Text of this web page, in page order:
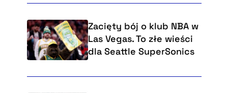
Zacięty bój o klub NBA w
Las Vegas. To złe wieści
dla Seattle SuperSonics